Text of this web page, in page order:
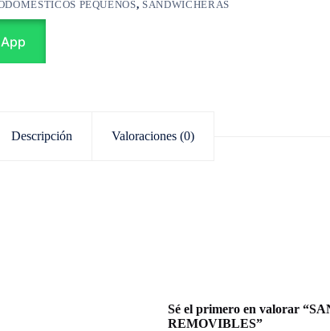
PEQUEÑOS, SANDWICHERAS
Descripción Valoraciones (0)
Sé el primero en valorar
REMOVIBLES”